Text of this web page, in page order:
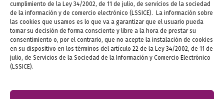
cumplimiento de la Ley 34/2002, de 11 de julio, de servicios de la sociedad
de la información y de comercio electrónico (LSSICE). La información sobre
las cookies que usamos es lo que va a garantizar que el usuario pueda
tomar su decisión de forma consciente y libre a la hora de prestar su
consentimiento o, por el contrario, que no acepte la instalación de cookies
en su dispositivo en los términos del artículo 22 de la Ley 34/2002, de 11 de
julio, de Servicios de la Sociedad de la Información y Comercio Electrónico
(LSSICE).
Aviso legal